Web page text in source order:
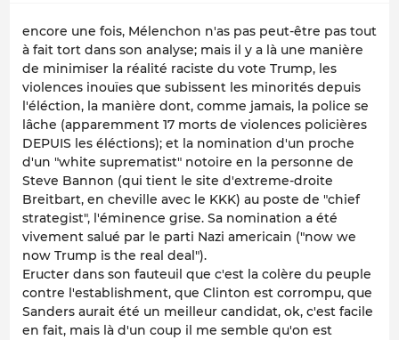
encore une fois, Mélenchon n'as pas peut-être pas tout
à fait tort dans son analyse; mais il y a là une manière
de minimiser la réalité raciste du vote Trump, les
violences inouïes que subissent les minorités depuis
l'éléction, la manière dont, comme jamais, la police se
lâche (apparemment 17 morts de violences policières
DEPUIS les éléctions); et la nomination d'un proche
d'un "white suprematist" notoire en la personne de
Steve Bannon (qui tient le site d'extreme-droite
Breitbart, en cheville avec le KKK) au poste de "chief
strategist", l'éminence grise. Sa nomination a été
vivement salué par le parti Nazi americain ("now we
now Trump is the real deal").
Eructer dans son fauteuil que c'est la colère du peuple
contre l'establishment, que Clinton est corrompu, que
Sanders aurait été un meilleur candidat, ok, c'est facile
en fait, mais là d'un coup il me semble qu'on est